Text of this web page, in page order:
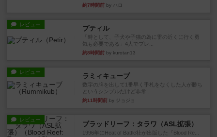
約7時間前 by ハロ
レビュー プティル
「時として、子犬や子猫の為に雷の近くに行く勇
気も必要である」4人でプレ...
約8時間前 by kurotan13
レビュー ラミィキューブ
数字の牌を出して1番早く手札をなくした人が勝ち
というシンプルだけど非常...
約11時間前 by ジョジョ
レビュー
ブラッドリーフ：タラワ（ASL拡張）
1996年にHeat of Battle社が出版した『Blood Re...